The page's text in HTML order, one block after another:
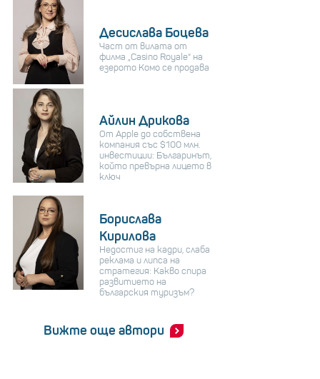
Десислава Боцева
Част от вилата от
филма „Casino Royale“ на
езерото Комо се продава
Айлин Дрикова
От Apple до собствена
компания със $100 млн.
инвестиции: Българинът,
който превърна лицето в
ключ
Борислава
Кирилова
Недостиг на кадри, слаба
реклама и липса на
стратегия: Какво спира
развитието на
българския туризъм?
Вижте още автори